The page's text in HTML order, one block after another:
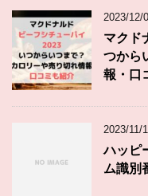
2023/12/
マクド
つから
報・口
2023/11/
ハッピ
ム識別